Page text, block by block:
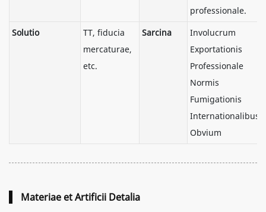
professionale.
Solutio
TT, fiducia
mercaturae,
etc.
Sarcina
Involucrum
Exportationis
Professionale
Normis
Fumigationis
Internationalibus
Obvium
Materiae et Artificii Detalia